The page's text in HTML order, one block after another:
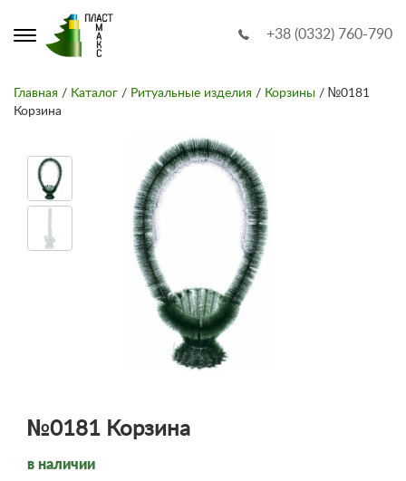
+38 (0332) 760-790
Главная / Каталог / Ритуальные изделия / Корзины / №0181
Корзина
№0181 Корзина
в наличии